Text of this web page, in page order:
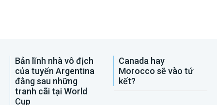
Bản lĩnh nhà vô địch
của tuyển Argentina
đằng sau những
tranh cãi tại World
Cup
Canada hay
Morocco sẽ vào tứ
kết?